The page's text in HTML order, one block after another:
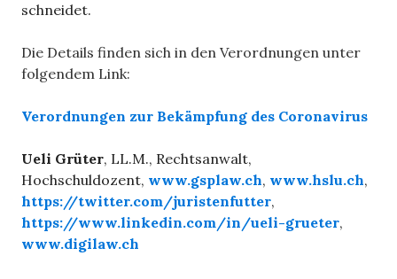
schneidet.
Die Details finden sich in den Verordnungen unter
folgendem Link:
Verordnungen zur Bekämpfung des Coronavirus
Ueli Grüter, LL.M., Rechtsanwalt,
Hochschuldozent, www.gsplaw.ch, www.hslu.ch,
https://twitter.com/juristenfutter,
https://www.linkedin.com/in/ueli-grueter,
www.digilaw.ch